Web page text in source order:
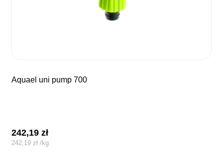
aquael uni pump 700
242,19zł
242,19zł /kg